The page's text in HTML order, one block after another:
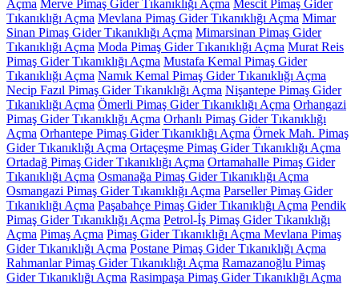
Açma Merve Pimaş Gider Tıkanıklığı Açma Mescit Pimaş Gider
Tıkanıklığı Açma Mevlana Pimaş Gider Tıkanıklığı Açma Mimar
Sinan Pimaş Gider Tıkanıklığı Açma Mimarsinan Pimaş Gider
Tıkanıklığı Açma Moda Pimaş Gider Tıkanıklığı Açma Murat Reis
Pimaş Gider Tıkanıklığı Açma Mustafa Kemal Pimaş Gider
Tıkanıklığı Açma Namık Kemal Pimaş Gider Tıkanıklığı Açma
Necip Fazıl Pimaş Gider Tıkanıklığı Açma Nişantepe Pimaş Gider
Tıkanıklığı Açma Ömerli Pimaş Gider Tıkanıklığı Açma Orhangazi
Pimaş Gider Tıkanıklığı Açma Orhanlı Pimaş Gider Tıkanıklığı
Açma Orhantepe Pimaş Gider Tıkanıklığı Açma Örnek Mah. Pimaş
Gider Tıkanıklığı Açma Ortaçeşme Pimaş Gider Tıkanıklığı Açma
Ortadağ Pimaş Gider Tıkanıklığı Açma Ortamahalle Pimaş Gider
Tıkanıklığı Açma Osmanağa Pimaş Gider Tıkanıklığı Açma
Osmangazi Pimaş Gider Tıkanıklığı Açma Parseller Pimaş Gider
Tıkanıklığı Açma Paşabahçe Pimaş Gider Tıkanıklığı Açma Pendik
Pimaş Gider Tıkanıklığı Açma Petrol-İş Pimaş Gider Tıkanıklığı
Açma Pimaş Açma Pimaş Gider Tıkanıklığı Açma Mevlana Pimaş
Gider Tıkanıklığı Açma Postane Pimaş Gider Tıkanıklığı Açma
Rahmanlar Pimaş Gider Tıkanıklığı Açma Ramazanoğlu Pimaş
Gider Tıkanıklığı Açma Rasimpaşa Pimaş Gider Tıkanıklığı Açma